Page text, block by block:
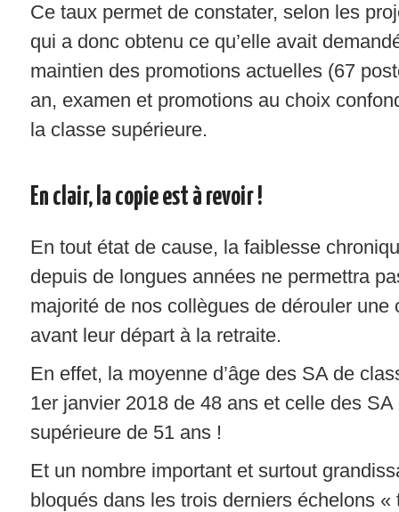
Ce taux permet de constater, selon les
qui a donc obtenu ce qu’elle avait
maintien des promotions actuelles (67
an, examen et promotions au choix
la classe supérieure.
En clair, la copie est à revoir !
En tout état de cause, la faiblesse
depuis de longues années ne permettra
majorité de nos collègues de dérouler une
avant leur départ à la retraite.
En effet, la moyenne d’âge des SA de
1er janvier 2018 de 48 ans et celle des SA
supérieure de 51 ans !
Et un nombre important et surtout
bloqués dans les trois derniers échelons «